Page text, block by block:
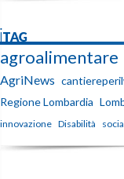
iTAG
agroalimentare
AgriNews
Regione Lombardia
innovazione Disabilità